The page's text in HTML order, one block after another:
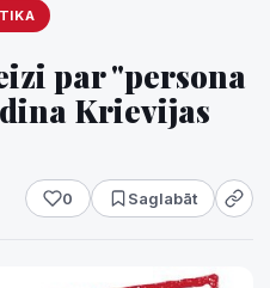
par "persona
Krievijas
0 Saglabāt